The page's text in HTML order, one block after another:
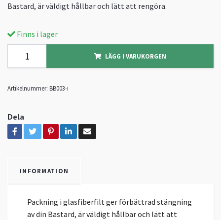
Bastard, är väldigt hållbar och lätt att rengöra.
Finns i lager
LÄGG I VARUKORGEN
Artikelnummer: BB003-i
Dela
INFORMATION
Packning i glasfiberfilt ger förbättrad stängning
av din Bastard, är väldigt hållbar och lätt att